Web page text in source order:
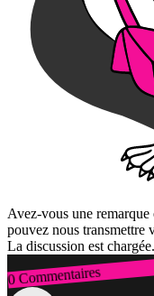
Avez-vous une
pouvez nous transmettre
La discussion est
0 Commentaires
Connexion